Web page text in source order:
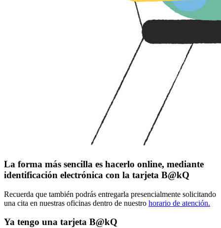
La forma más sencilla es hacerlo online, mediante
identificación electrónica con la tarjeta B@kQ
Recuerda que también podrás entregarla presencialmente solicitando
una cita en nuestras oficinas dentro de nuestro horario de atención.
Ya tengo una tarjeta B@kQ